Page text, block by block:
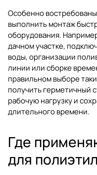
Особенно
выполнить монтаж
оборудования.
дачном участке,
воды, организации
линии или сборке
правильном выборе
получить герметичный
рабочую нагрузку и
длительного времени.
Где
для